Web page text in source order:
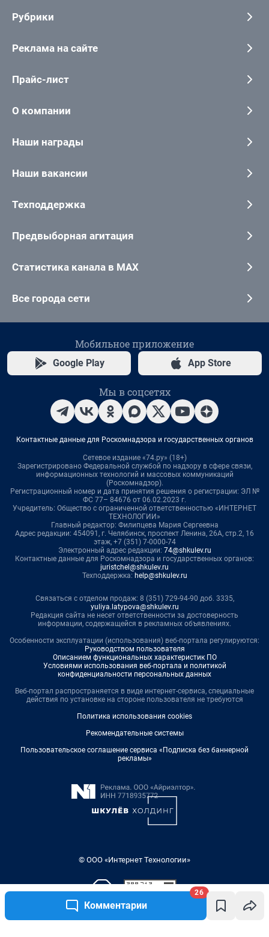
Комментарии
26
Рубрики
Реклама на сайте
Прайс-лист
О компании
Наши награды
Наши вакансии
Техподдержка
Предвыборная агитация
Статистика канала в MAX
Все города сети
Мобильное приложение
Google Play App Store
Мы в соцсетях
Контактные данные для Роскомнадзора и государственных органов
Сетевое издание «74.ру» (18+)
Зарегистрировано Федеральной службой по надзору в сфере связи,
информационных технологий и массовых коммуникаций
(Роскомнадзор).
Регистрационный номер и дата принятия решения о регистрации: ЭЛ №
ФС 77– 84676 от 06.02.2023 г.
Учредитель: Общество с ограниченной ответственностью «ИНТЕРНЕТ
ТЕХНОЛОГИИ»
Главный редактор: Филипцева Мария Сергеевна
Адрес редакции: 454091, г. Челябинск, проспект Ленина, 26А, стр.2, 16
этаж, +7 (351) 7-0000-74
Электронный адрес редакции: 74@shkulev.ru
Контактные данные для Роскомнадзора и государственных органов:
juristchel@shkulev.ru
Техподдержка: help@shkulev.ru
Связаться с отделом продаж: 8 (351) 729-94-90 доб. 3335,
yuliya.latypova@shkulev.ru
Редакция сайта не несет ответственности за достоверность
информации, содержащейся в рекламных объявлениях.
Особенности эксплуатации (использования) веб-портала регулируются:
Руководством пользователя
Описанием функциональных характеристик ПО
Условиями использования веб-портала и политикой
конфиденциальности персональных данных
Веб-портал распространяется в виде интернет-сервиса, специальные
действия по установке на стороне пользователя не требуются
Политика использования cookies
Рекомендательные системы
Пользовательское соглашение сервиса «Подписка без баннерной
рекламы»
© ООО «Интернет Технологии»